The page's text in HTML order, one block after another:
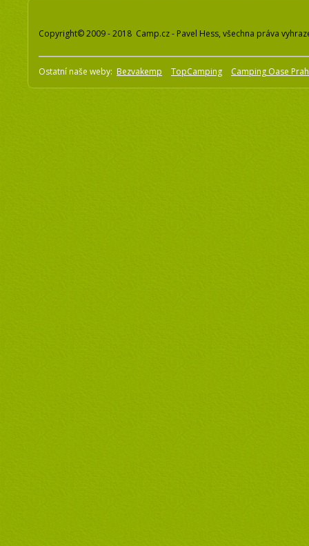
Copyright© 2009 - 2018 Camp.cz - Pavel Hess, všechna práva
Ostatní naše weby: Bezvakemp TopCamping Camping Oase